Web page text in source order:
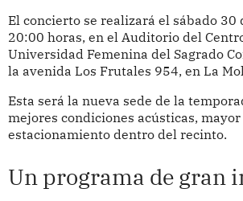
El concierto se realizará el sábado 30
20:00 horas, en el Auditorio del
Universidad Femenina del Sagrado
la avenida Los Frutales 954, en La
Esta será la nueva sede de la
mejores condiciones acústicas,
estacionamiento dentro del recinto.
Un programa de gran